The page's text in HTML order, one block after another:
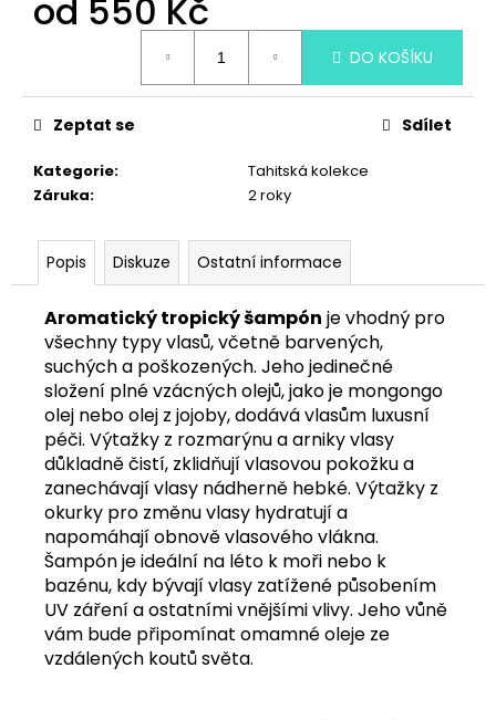
od 550 Kč
DO KOŠÍKU
Kategorie:
Tahitská kolekce
Záruka: 2 roky
Zeptat se Sdílet
Popis Diskuze Ostatní informace
Aromatický tropický šampón je vhodný pro
všechny typy vlasů, včetně barvených,
suchých a poškozených. Jeho jedinečné
složení plné vzácných olejů, jako je mongongo
olej nebo olej z jojoby, dodává vlasům luxusní
péči. Výtažky z rozmarýnu a arniky vlasy
důkladně čistí, zklidňují vlasovou pokožku a
zanechávají vlasy nádherně hebké. Výtažky z
okurky pro změnu vlasy hydratují a
napomáhají obnově vlasového vlákna.
Šampón je ideální na léto k moři nebo k
bazénu, kdy bývají vlasy zatížené působením
UV záření a ostatními vnějšími vlivy. Jeho vůně
vám bude připomínat omamné oleje ze
vzdálených koutů světa.
NA
VLASY
Kč